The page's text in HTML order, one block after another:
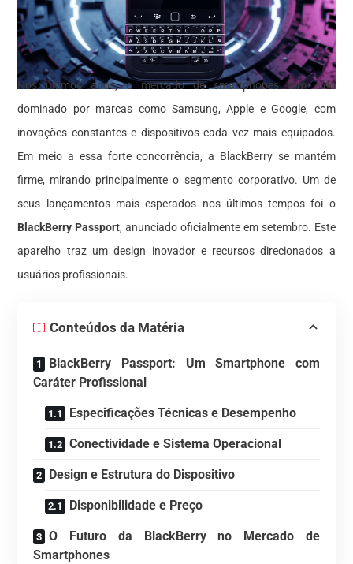
Nos últimos anos, o mercado de smartphones tem sido
dominado por marcas como Samsung, Apple e Google, com
inovações constantes e dispositivos cada vez mais equipados.
Em meio a essa forte concorrência, a BlackBerry se mantém
firme, mirando principalmente o segmento corporativo. Um de
seus lançamentos mais esperados nos últimos tempos foi o
BlackBerry Passport, anunciado oficialmente em setembro. Este
aparelho traz um design inovador e recursos direcionados a
usuários profissionais.
Conteúdos da Matéria
BlackBerry Passport: Um Smartphone com
Caráter Profissional
Especificações Técnicas e Desempenho
Conectividade e Sistema Operacional
Design e Estrutura do Dispositivo
Disponibilidade e Preço
O Futuro da BlackBerry no Mercado de
Smartphones